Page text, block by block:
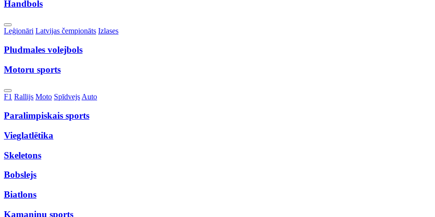
Handbols
Toggle
Dropdown
Leģionāri Latvijas čempionāts Izlases
Pludmales volejbols
Motoru sports
Toggle
Dropdown
F1 Rallijs Moto SpīdvejsAuto
Paralimpiskais sports
Vieglatlētika
Skeletons
Bobslejs
Biatlons
Kamaniņu sports